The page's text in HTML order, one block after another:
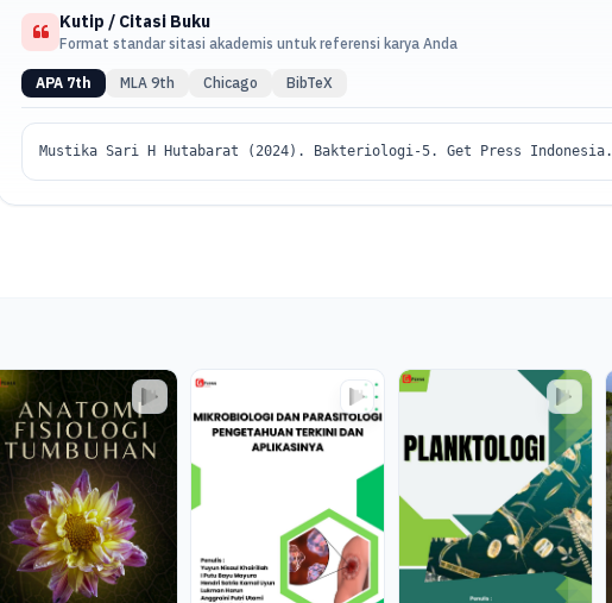
Kutip / Citasi Buku
Format standar sitasi akademis untuk referensi karya Anda
APA 7th MLA 9th Chicago BibTeX
Mustika Sari H Hutabarat (2024). Bakteriologi-5. Get Press Indonesia.